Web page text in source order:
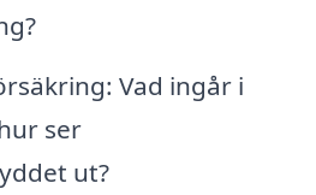
Vad ingår i
ser
ut?